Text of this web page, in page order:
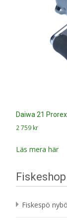
Daiwa 21
2 759 kr
Läs mera här
Fiskespö